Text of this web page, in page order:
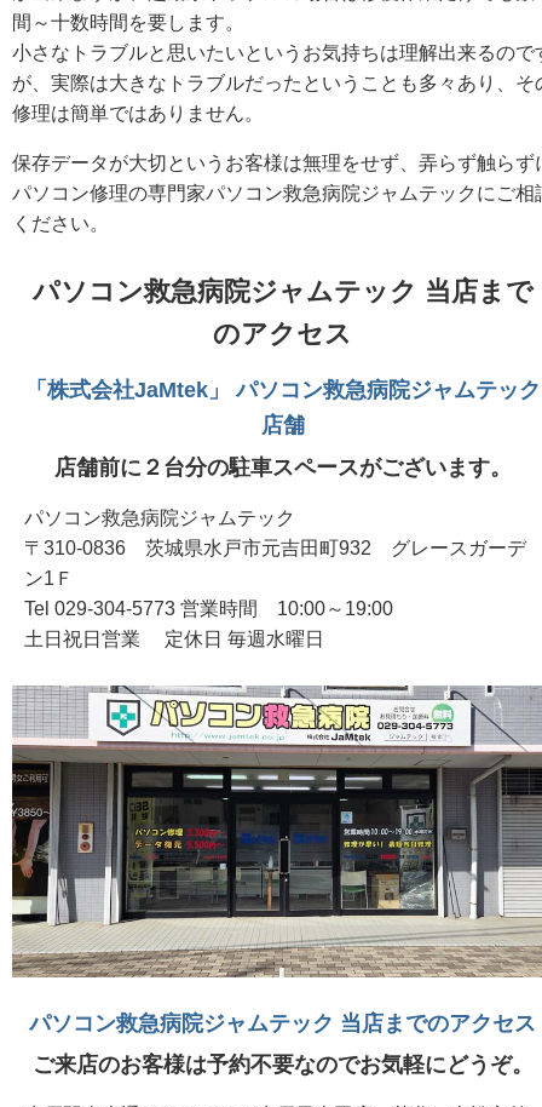
間～十数時間を要します。
小さなトラブルと思いたいというお気持ちは理解出来るので
が、実際は大きなトラブルだったということも多々あり、そ
修理は簡単ではありません。
保存データが大切というお客様は無理をせず、弄らず触らず
パソコン修理の専門家パソコン救急病院ジャムテックにご相
ください。
パソコン救急病院ジャムテック 当店まで
のアクセス
「株式会社JaMtek」 パソコン救急病院ジャムテック
店舗
店舗前に２台分の駐車スペースがございます。
パソコン救急病院ジャムテック
〒310-0836 茨城県水戸市元吉田町932 グレースガーデ
ン1Ｆ
Tel 029-304-5773 営業時間 10:00～19:00
土日祝日営業 定休日 毎週水曜日
パソコン救急病院ジャムテック 当店までのアクセス
ご来店のお客様は予約不要なのでお気軽にどうぞ。